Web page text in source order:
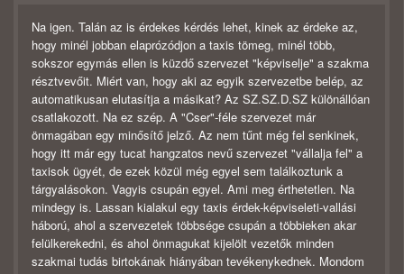
Na igen. Talán az is érdekes kérdés lehet, kinek az érdeke az,
hogy minél jobban elaprózódjon a taxis tömeg, minél több,
sokszor egymás ellen is küzdő szervezet "képviselje" a szakma
résztvevőit. Miért van, hogy aki az egyik szervezetbe belép, az
automatikusan elutasítja a másikat? Az SZ.SZ.D.SZ különállóan
csatlakozott. Na ez szép. A "Cser"-féle szervezet már
önmagában egy minősítő jelző. Az nem tűnt még fel senkinek,
hogy itt már egy tucat hangzatos nevű szervezet "vállalja fel" a
taxisok ügyét, de ezek közül még egyel sem találkoztunk a
tárgyalásokon. Vagyis csupán egyel. Ami meg érthetetlen. Na
mindegy is. Lassan kialakul egy taxis érdek-képviseleti-vallási
háború, ahol a szervezetek többsége csupán a többieken akar
felülkerekedni, és ahol önmagukat kijelölt vezetők minden
szakmai tudás birtokának hiányában tevékenykednek. Mondom